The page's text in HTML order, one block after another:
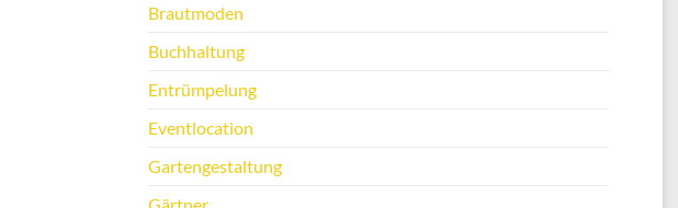
Brautmoden
Buchhaltung
Entrümpelung
Eventlocation
Gartengestaltung